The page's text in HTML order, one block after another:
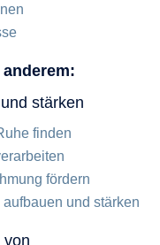
stärken
finden
fördern
und stärken
von